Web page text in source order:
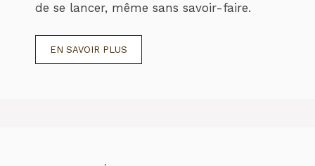
de se lancer, même sans savoir-faire.
EN SAVOIR PLUS